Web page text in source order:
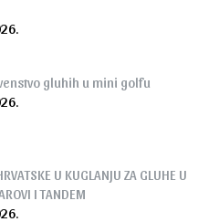
gluhih u mini golfu
U KUGLANJU ZA GLUHE U
I TANDEM